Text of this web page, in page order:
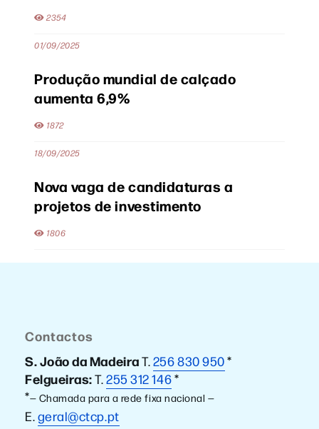
2354
01/09/2025
Produção mundial de calçado
aumenta 6,9%
1872
18/09/2025
Nova vaga de candidaturas a
projetos de investimento
1806
Contactos
S. João da MadeiraT.256 830 950*
Felgueiras:T.255 312 146*
*— Chamada para a rede fixa nacional —
E.geral@ctcp.pt